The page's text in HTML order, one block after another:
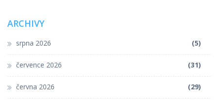
ARCHIVY
srpna 2026 (5)
července 2026 (31)
června 2026 (29)